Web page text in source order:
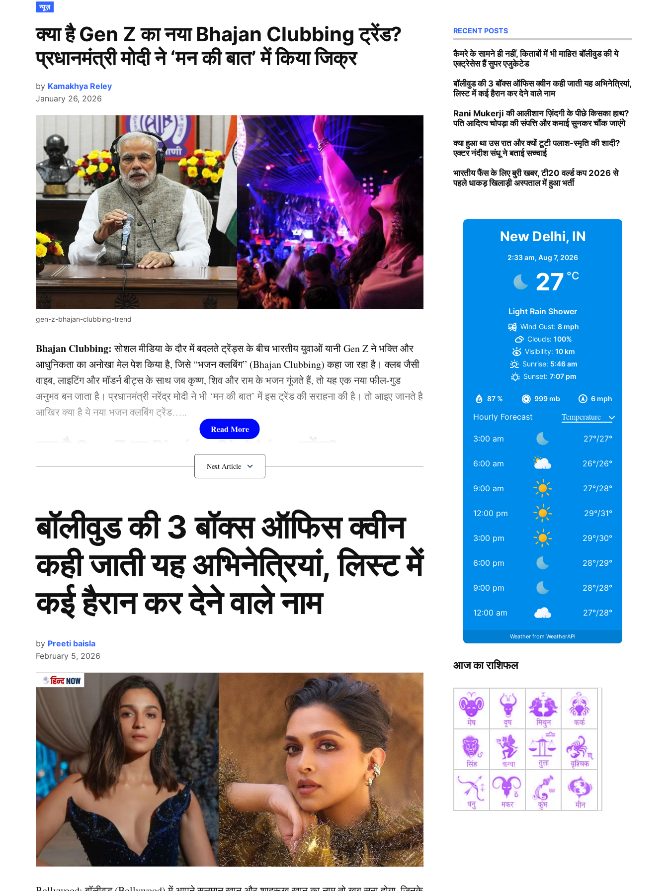
POSTED
IN
न्यूज़
क्या है Gen Z का नया Bhajan Clubbing ट्रेंड?
प्रधानमंत्री मोदी ने ‘मन की बात’ में किया जिक्र
by Kamakhya Reley
January 26, 2026
gen-z-bhajan-clubbing-trend
Bhajan Clubbing: सोशल मीडिया के दौर में बदलते ट्रेंड्स के बीच भारतीय युवाओं यानी Gen Z ने भक्ति और
आधुनिकता का अनोखा मेल पेश किया है, जिसे “भजन क्लबिंग” (Bhajan Clubbing) कहा जा रहा है। क्लब जैसी
वाइब, लाइटिंग और मॉडर्न बीट्स के साथ जब कृष्ण, शिव और राम के भजन गूंजते हैं, तो यह एक नया फील-गुड
अनुभव बन जाता है। प्रधानमंत्री नरेंद्र मोदी ने भी ‘मन की बात’ में इस ट्रेंड की सराहना की है। तो आइए जानते है
आखिर क्या है ये नया भजन क्लबिंग ट्रेंड…..
क्या है Gen Z का Bhajan Clubbing ट्रेंड?
Bhajan Clubbing
भजन क्लबिंग (Bhajan Clubbing) ट्रेंड की बात करें तो यह, एक अनोखा अनुभव बनकर उभर रहा है, जहां माहौल
किसी नाइट क्लब जैसा ही होता है। लेज़र लाइट्स, दमदार साउंड सिस्टम और विशाल डांस फ्लोर। हालांकि, इसकी
आत्मा पूरी तरह अलग है। यहां फिल्मी गानों या वेस्टर्न पॉप की जगह प्राचीन श्लोक, मंत्र और भजनों को हाई-एनर्जी
म्यूजिक बीट्स के साथ प्रस्तुत किया जाता है। युवा वर्ग इन भजनों पर झूमता नजर आता है, जिससे उन्हें न सिर्फ
मानसिक शांति मिलती है, बल्कि जबरदस्त शारीरिक ऊर्जा का भी अनुभव होता है।
यह भी पढ़ें:अगर T20 World Cup से पाकिस्तान हुआ बाहर, तो इस टीम को मिलेगा खेलने का मौका
पीएम मोदी ने किया जिक्र
यह ट्रेंड (Bhajan Clubbing) ने उस वक्त देशभर में सुर्खियां बटोरीं, जब प्रधानमंत्री नरेंद्र मोदी ने इसका जिक्र
अपने मन की बात कार्यक्रम में किया। पीएम मोदी ने कहा कि आज का युवा वर्ग भक्ति को अपने जीवन और अनुभव
बॉलीवुड की 3 बॉक्स ऑफिस क्वीन
कही जाती यह अभिनेत्रियां, लिस्ट में
कई हैरान कर देने वाले नाम
by Preeti baisla
February 5, 2026
RECENT POSTS
कैमरे के सामने ही नहीं, किताबों में भी माहिर! बॉलीवुड की ये
एक्ट्रेसेस हैं सुपर एजुकेटेड
बॉलीवुड की 3 बॉक्स ऑफिस क्वीन कही जाती यह अभिनेत्रियां,
लिस्ट में कई हैरान कर देने वाले नाम
Rani Mukerji की आलीशान ज़िंदगी के पीछे किसका हाथ?
पति आदित्य चोपड़ा की संपत्ति और कमाई सुनकर चौंक जाएंगे
क्या हुआ था उस रात और क्यों टूटी पलाश-स्मृति की शादी?
एक्टर नंदीश संधू ने बताई सच्चाई
भारतीय फैंस के लिए बुरी खबर, टी20 वर्ल्ड कप 2026 से
पहले धाकड़ खिलाड़ी अस्पताल में हुआ भर्ती
New Delhi, IN
2:33 am, Aug 7, 2026
27 °C
Light Rain Shower
87 % 999 mb 6 mph
Wind Gust: 8 mph
Clouds: 100%
Visibility: 10 km
Sunrise: 5:46 am
Sunset: 7:07 pm
Hourly Forecast
3:00 am 27°/27°
6:00 am 26°/26°
9:00 am 27°/28°
12:00 pm 29°/31°
3:00 pm 29°/30°
6:00 pm 28°/29°
9:00 pm 28°/28°
12:00 am 27°/28°
Weather from WeatherAPI
आज का राशिफल